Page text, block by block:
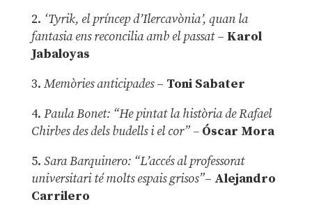
2. ‘Tyrik, el príncep d’Ilercavònia’, quan la
fantasia ens reconcilia amb el passat– Karol
Jabaloyas
3. Memòries anticipades– Toni Sabater
4. Paula Bonet: “He pintat la història de Rafael
Chirbes des dels budells i el cor” –Óscar Mora
5. Sara Barquinero: “L’accés al professorat
universitari té molts espais grisos”– Alejandro
Carrilero